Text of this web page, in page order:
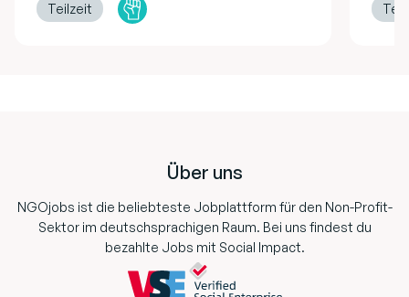
Teilzeit
Über uns
NGOjobs ist die beliebteste Jobplattform für den Non-Profit-
Sektor im deutschsprachigen Raum. Bei uns findest du
bezahlte Jobs mit Social Impact.